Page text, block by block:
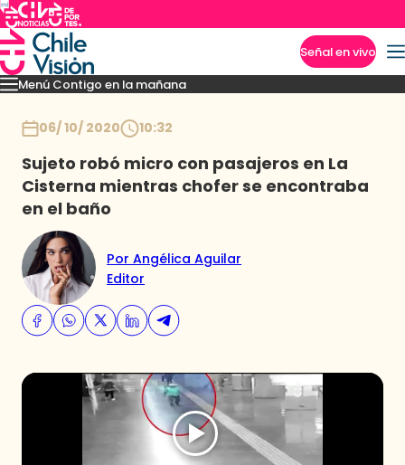
Señal en vivo
Menú Contigo en la mañana
MomentosReportajesDenunciasPolicialPolíticaEspectáculo
06/ 10/ 2020 10:32
Sujeto robó micro con pasajeros en La
Cisterna mientras chofer se encontraba
en el baño
Por Angélica Aguilar
Editor
Imperdibles
Programas
Club De La Comedia